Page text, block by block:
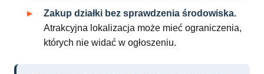
Zakup działki bez sprawdzenia środowiska.
Atrakcyjna lokalizacja może mieć ograniczenia,
których nie widać w ogłoszeniu.